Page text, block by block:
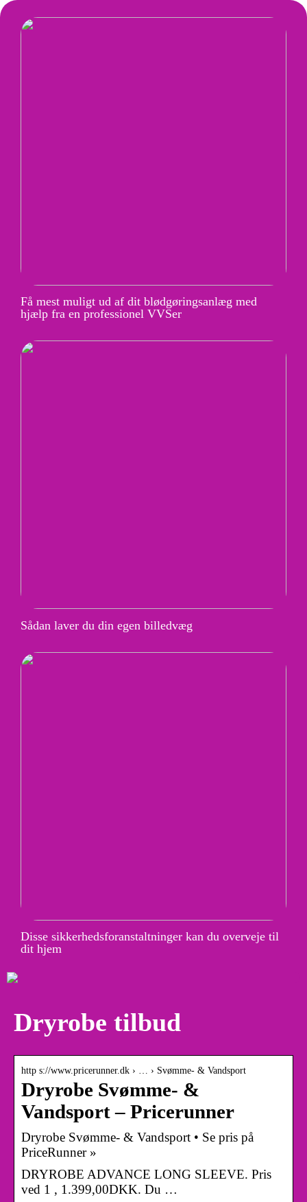
Få mest muligt ud af dit blødgøringsanlæg med
hjælp fra en professionel VVSer
Sådan laver du din egen billedvæg
Disse sikkerhedsforanstaltninger kan du overveje til
dit hjem
Dryrobe tilbud
http s://www.pricerunner.dk › … › Svømme- & Vandsport
Dryrobe Svømme- &
Vandsport – Pricerunner
Dryrobe Svømme- & Vandsport • Se pris på
PriceRunner »
DRYROBE ADVANCE LONG SLEEVE. Pris
ved 1 , 1.399,00DKK. Du …